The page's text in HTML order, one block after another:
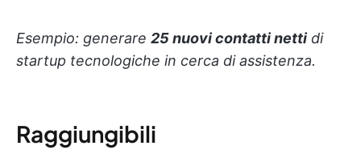
Esempio: generare 25 nuovi contatti netti di
startup tecnologiche in cerca di assistenza.
Raggiungibili